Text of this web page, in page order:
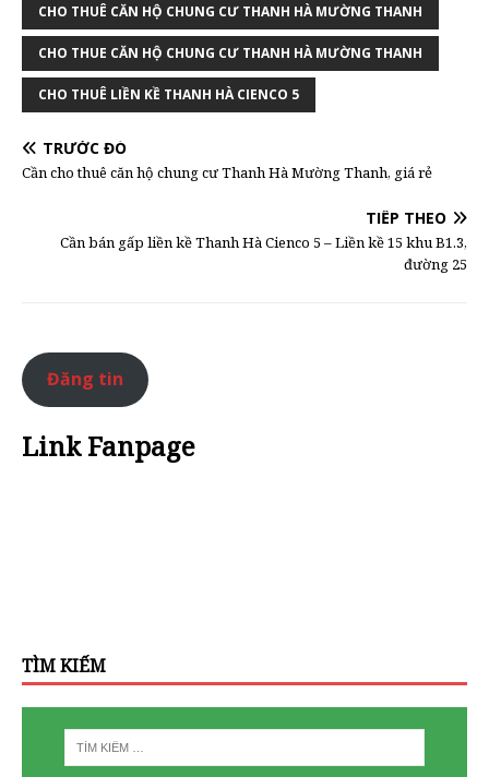
CHO THUÊ CĂN HỘ CHUNG CƯ THANH HÀ MƯỜNG THANH
CHO THUE CĂN HỘ CHUNG CƯ THANH HÀ MƯỜNG THANH
CHO THUÊ LIỀN KỀ THANH HÀ CIENCO 5
TRƯỚC ĐÓ
Cần cho thuê căn hộ chung cư Thanh Hà Mường Thanh, giá rẻ
TIẾP THEO
Cần bán gấp liền kề Thanh Hà Cienco 5 – Liền kề 15 khu B1.3,
đường 25
Đăng tin
Link Fanpage
TÌM KIẾM